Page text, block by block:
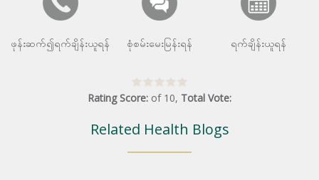
ဖုန်းဆက်၍ရက်ချိန်းယူရန် စုံစမ်းမေးမြန်းရန် ရက်ချိန်းယူရန်
Rating Score: of 10, Total Vote:
Related Health Blogs